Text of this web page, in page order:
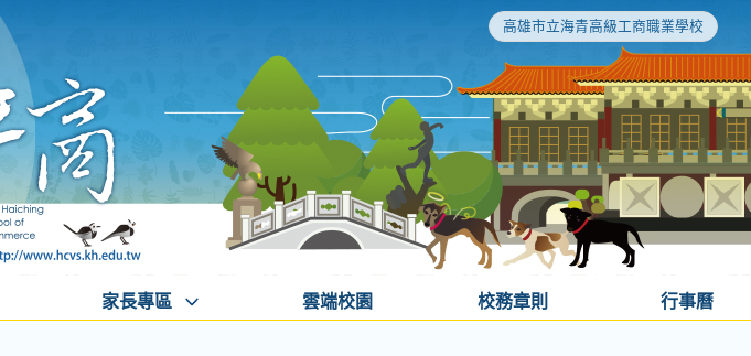
高雄市立海青高級工商職業學校
家長專區 雲端校園 校務章則 行事曆